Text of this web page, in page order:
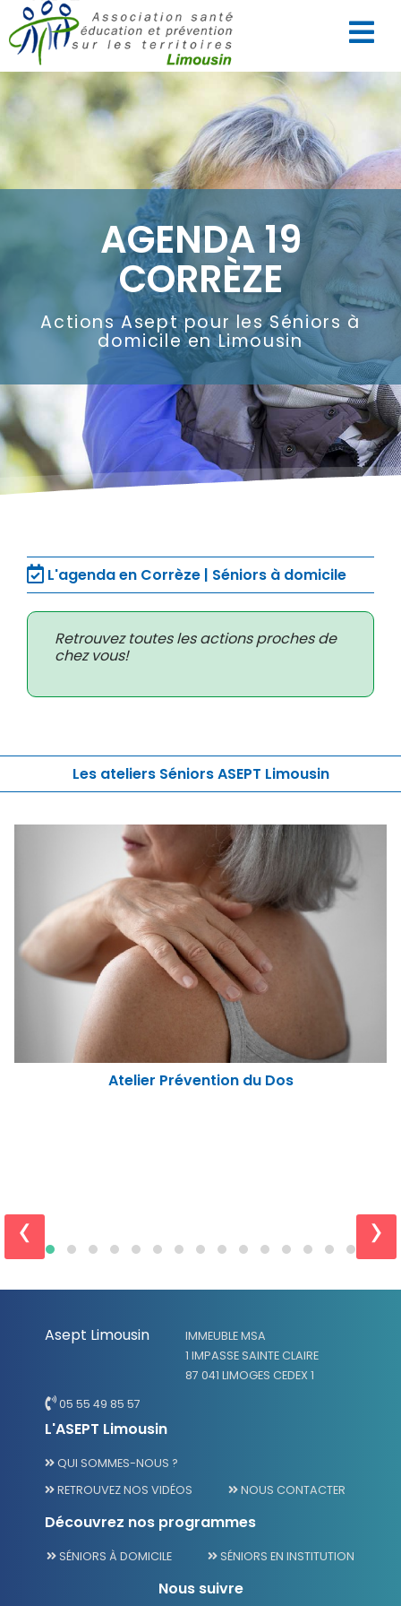
AGENDA 19
CORRÈZE
Actions Asept pour les Séniors à
domicile en Limousin
L'agenda en Corrèze | Séniors à domicile
Retrouvez toutes les actions proches de
chez vous!
Les ateliers Séniors ASEPT Limousin
Atelier Prévention du Dos
‹ ›
Asept Limousin
IMMEUBLE MSA
1 IMPASSE SAINTE CLAIRE
87 041 LIMOGES CEDEX 1
05 55 49 85 57
L'ASEPT Limousin
QUI SOMMES-NOUS ?
RETROUVEZ NOS VIDÉOS
NOUS CONTACTER
Découvrez nos programmes
SÉNIORS À DOMICILE SÉNIORS EN INSTITUTION
Nous suivre